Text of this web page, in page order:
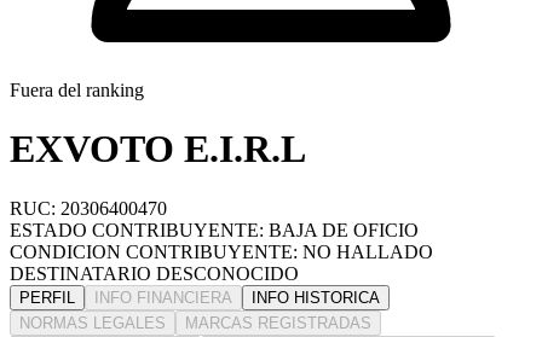
Fuera del ranking
EXVOTO E.I.R.L
RUC: 20306400470
ESTADO CONTRIBUYENTE: BAJA DE OFICIO
CONDICION CONTRIBUYENTE: NO HALLADO
DESTINATARIO DESCONOCIDO
PERFIL INFO FINANCIERA
INFO HISTORICA
NORMAS LEGALES
MARCAS REGISTRADAS